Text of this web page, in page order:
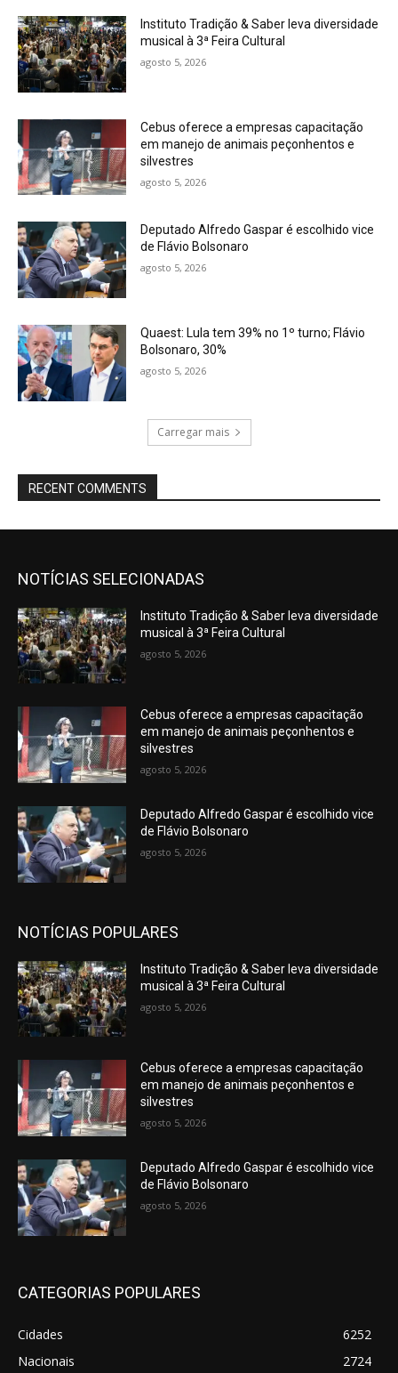
Instituto Tradição & Saber leva diversidade
musical à 3ª Feira Cultural
agosto 5, 2026
Cebus oferece a empresas capacitação
em manejo de animais peçonhentos e
silvestres
agosto 5, 2026
Deputado Alfredo Gaspar é escolhido vice
de Flávio Bolsonaro
agosto 5, 2026
Quaest: Lula tem 39% no 1º turno; Flávio
Bolsonaro, 30%
agosto 5, 2026
Carregar mais
RECENT COMMENTS
NOTÍCIAS SELECIONADAS
Instituto Tradição & Saber leva diversidade
musical à 3ª Feira Cultural
agosto 5, 2026
Cebus oferece a empresas capacitação
em manejo de animais peçonhentos e
silvestres
agosto 5, 2026
Deputado Alfredo Gaspar é escolhido vice
de Flávio Bolsonaro
agosto 5, 2026
NOTÍCIAS POPULARES
Instituto Tradição & Saber leva diversidade
musical à 3ª Feira Cultural
agosto 5, 2026
Cebus oferece a empresas capacitação
em manejo de animais peçonhentos e
silvestres
agosto 5, 2026
Deputado Alfredo Gaspar é escolhido vice
de Flávio Bolsonaro
agosto 5, 2026
CATEGORIAS POPULARES
Cidades
6252
Nacionais
2724